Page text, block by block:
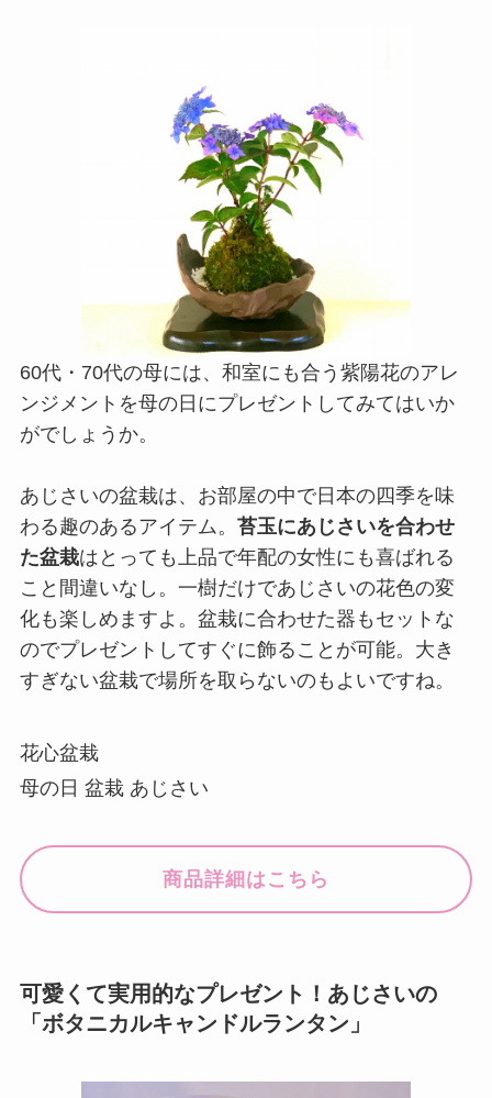
60代・70代の母には、和室にも合う紫陽花のアレ
ンジメントを母の日にプレゼントしてみてはいか
がでしょうか。
あじさいの盆栽は、お部屋の中で日本の四季を味
わる趣のあるアイテム。 苔玉にあじさいを合わせ
た盆栽はとっても上品で年配の女性にも喜ばれる
こと間違いなし。一樹だけであじさいの花色の変
化も楽しめますよ。盆栽に合わせた器もセットな
のでプレゼントしてすぐに飾ることが可能。大き
すぎない盆栽で場所を取らないのもよいですね。
花心盆栽
母の日 盆栽 あじさい
商品詳細はこちら
可愛くて実用的なプレゼント！あじさいの
「ボタニカルキャンドルランタン」